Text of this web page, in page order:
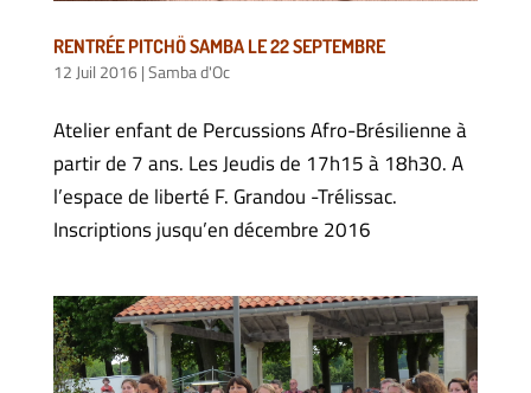
RENTRÉE PITCHÖ SAMBA LE 22 SEPTEMBRE
12 Juil 2016|Samba d'Oc
Atelier enfant de Percussions Afro-Brésilienne à
partir de 7 ans. Les Jeudis de 17h15 à 18h30. A
l’espace de liberté F. Grandou -Trélissac.
Inscriptions jusqu’en décembre 2016